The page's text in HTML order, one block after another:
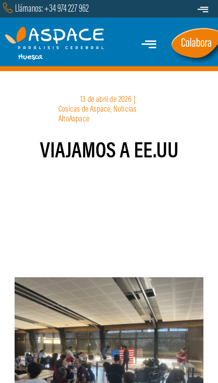
Saltar
contenido
Llámanos: +34 974 227 962
Toggle
Transparencia
Contacto
Toggle
Navigation
Quiénes Somos
Servicios y Programas
13 de abril de 2026
Cosicas de Aspace, Noticias
AltoAspace
VIAJAMOS A EE.UU